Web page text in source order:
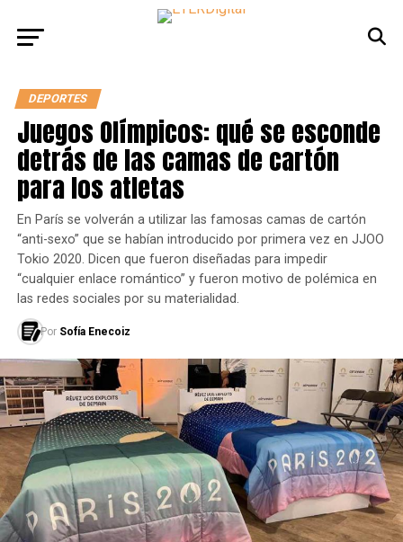
DEPORTES
Juegos Olímpicos: qué se esconde
detrás de las camas de cartón
para los atletas
En París se volverán a utilizar las famosas camas de cartón
“anti-sexo” que se habían introducido por primera vez en JJOO
Tokio 2020. Dicen que fueron diseñadas para impedir
“cualquier enlace romántico” y fueron motivo de polémica en
las redes sociales por su materialidad.
Por Sofía Enecoiz